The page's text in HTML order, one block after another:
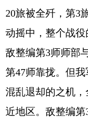
20旅被全歼，第3
动摇中，整个战役
敌整编第3师师部
第47师靠拢。但
混乱退却的之机
近地区。敌整编